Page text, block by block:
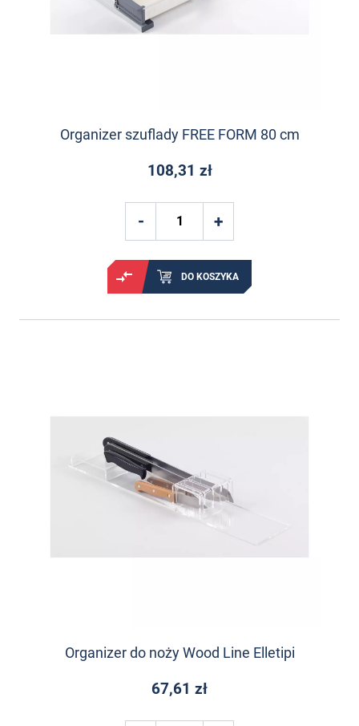
Organizer szuflady FREE FORM 80 cm
108,31 zł
DO KOSZYKA
Organizer do noży Wood Line Elletipi
67,61 zł